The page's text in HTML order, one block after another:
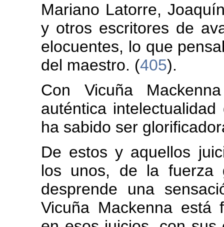
Mariano Latorre,
y otros escritores de
elocuentes, lo que
del maestro. (405).
Con Vicuña
auténtica
ha sabido ser
De estos y aquellos
los unos, de la fuerza
desprende una
Vicuña Mackenna está